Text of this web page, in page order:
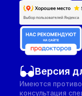
Версия
Имеются
консультация